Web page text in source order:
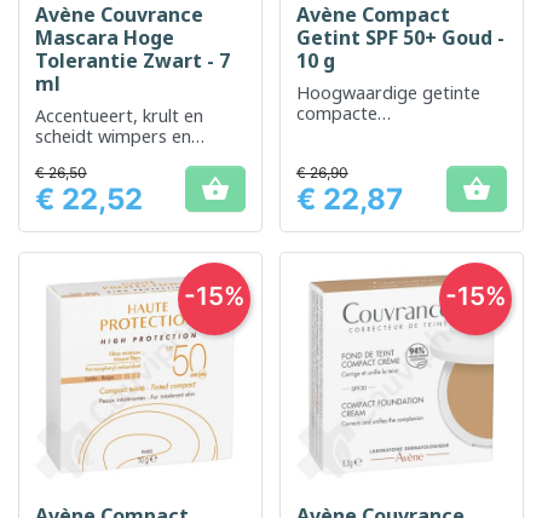
Avène Couvrance
Mascara Hoge
Tolerantie Zwart - 7
ml
Accentueert, krult en
scheidt wimpers en
kleurintensiteit
Prijs
€ 26,50
€ 22,52 
Avène Compact
Getint SPF 50+ Goud -
10 g
Hoogwaardige getinte
compacte
huid
Prijs
€ 26,90
€ 22,87 
-15% -15%